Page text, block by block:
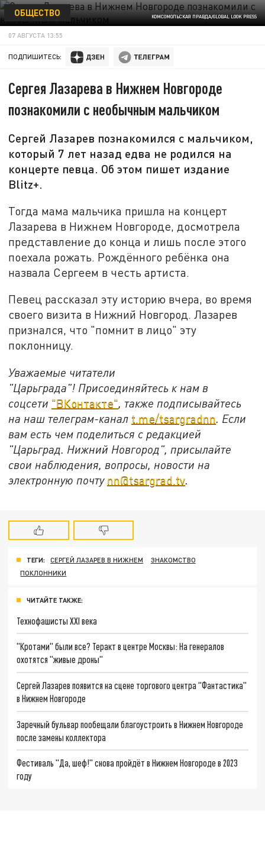
КОМСОМОЛЬСКАЯ ПРАВДА/GLOBAL LOOK PRESS
ОБЩЕСТВО
07 АВГУСТА 13:55
ПОДПИШИТЕСЬ:
Сергея Лазарева в Нижнем Новгороде
познакомили с необычным мальчиком
Сергей Лазарев познакомился с мальчиком,
который 7 лет назад едва не родился на
концерте певца. Об этом пишет издание
Blitz+.
Тогда мама мальчика пришла на концерт
Лазарева в Нижнем Новгороде, досмотрела
представление до конца и лишь после этого
поехала рожать. Рождённого ребёнка она
назвала Сергеем в честь артиста.
Певец рассказал эту историю вчера, во время
своего визита в Нижний Новгород. Лазарев
признался, что "помнит в лицо" эту
поклонницу.
Уважаемые читатели
"Царьграда"! Присоединяйтесь к нам в
соцсети "ВКонтакте", также подписывайтесь
на наш телеграм-канал t.me/tsargradnn. Если
вам есть чем поделиться с редакцией
"Царьград. Нижний Новгород", присылайте
свои наблюдения, вопросы, новости на
электронную почту nn@tsargrad.tv.
ТЕГИ: СЕРГЕЙ ЛАЗАРЕВ В НИЖНЕМ
ЗНАКОМСТВО
ПОКЛОННИКИ
ЧИТАЙТЕ ТАКЖЕ:
Технофашисты XXI века
"Кротами" были все? Теракт в центре Москвы: На генералов
охотятся "живые дроны"
Сергей Лазарев появится на сцене торгового центра "Фантастика"
в Нижнем Новгороде
Заречный бульвар пообещали благоустроить в Нижнем Новгороде
после замены коллектора
Фестиваль "Да, шеф!" снова пройдёт в Нижнем Новгороде в 2023
году